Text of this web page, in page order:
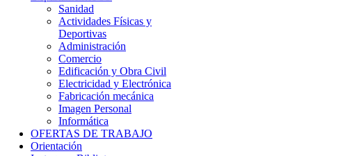
Sanidad
Actividades Físicas y
Deportivas
Administración
Comercio
Edificación y Obra Civil
Electricidad y Electrónica
Fabricación mecánica
Imagen Personal
Informática
OFERTAS DE TRABAJO
Orientación